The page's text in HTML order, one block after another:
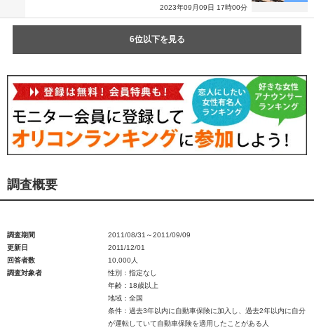
2023年09月09日 17時00分
6位以下を見る
調査概要
調査期間
2011/08/31～2011/09/09
更新日
2011/12/01
回答者数
10,000人
調査対象者
性別：指定なし
年齢：18歳以上
地域：全国
条件：過去3年以内に自動車保険に加入し、過去2年以内に自分
が運転していて自動車保険を適用したことがある人